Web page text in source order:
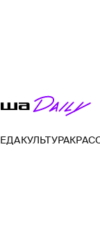
ЕДАКУЛЬТУРА